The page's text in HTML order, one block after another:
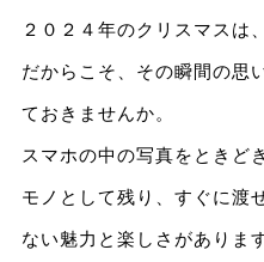
２０２４年のクリスマスは
だからこそ、その瞬間の思
ておきませんか。
スマホの中の写真をときど
モノとして残り、すぐに渡
ない魅力と楽しさがあります